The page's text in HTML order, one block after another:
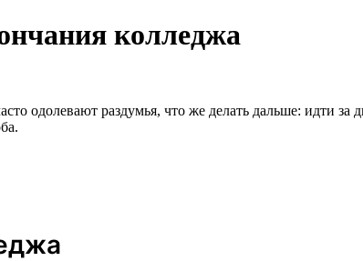
колледжа
одолевают раздумья, что же делать дальше: идти